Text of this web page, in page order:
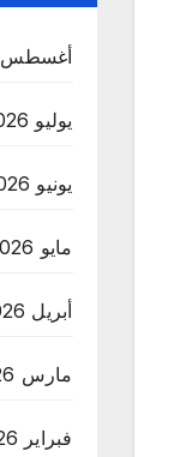
أغسطس 2026
يوليو 2026
يونيو 2026
مايو 2026
أبريل 2026
مارس 2026
فبراير 2026